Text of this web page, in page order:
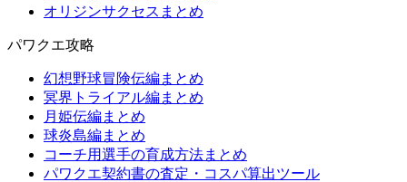
オリジンサクセスまとめ
パワクエ攻略
幻想野球冒険伝編まとめ
冥界トライアル編まとめ
月姫伝編まとめ
球炎島編まとめ
コーチ用選手の育成方法まとめ
パワクエ契約書の査定・コスパ算出ツール